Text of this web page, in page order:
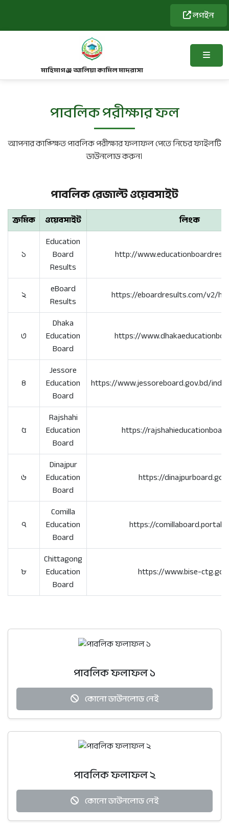
লগইন
মাহিমাগঞ্জ আলিয়া কামিল মাদরাসা
পাবলিক পরীক্ষার ফল
আপনার কাঙ্ক্ষিত পাবলিক পরীক্ষার ফলাফল পেতে নিচের ফাইলটি
ডাউনলোড করুন।
পাবলিক রেজাল্ট ওয়েবসাইট
ক্রমিক ওয়েবসাইট লিংক
১
Education
Board
Results
http://
২
eBoard
Results
https://eboardresults.com/v2/
৩
Dhaka
Education
Board
https://
৪
Jessore
Education
Board
https://www.jessoreboard.gov.bd/
৫
Rajshahi
Education
Board
https://
৬
Dinajpur
Education
Board
https://
৭
Comilla
Education
Board
https://
৮
Chittagong
Education
Board
https://www.bise-
পাবলিক ফলাফল ১
কোনো ডাউনলোড নেই
পাবলিক ফলাফল ২
কোনো ডাউনলোড নেই